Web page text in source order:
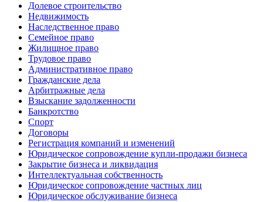
Долевое строительство
Недвижимость
Наследственное право
Семейное право
Жилищное право
Трудовое право
Административное право
Гражданские дела
Арбитражные дела
Взыскание задолженности
Банкротство
Спорт
Договоры
Регистрация компаний и изменений
Юридическое сопровождение купли-продажи бизнеса
Закрытие бизнеса и ликвидация
Интеллектуальная собственность
Юридическое сопровождение частных лиц
Юридическое обслуживание бизнеса